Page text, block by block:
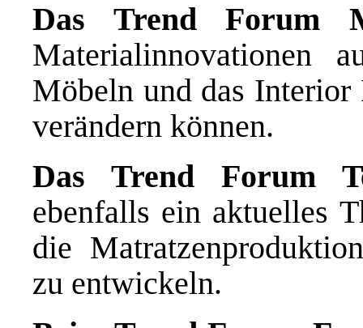
Das Trend Forum
Materialinnovationen
Möbeln und das Interior
verändern können.
Das Trend Forum
ebenfalls ein aktuelles
die
zu entwickeln.